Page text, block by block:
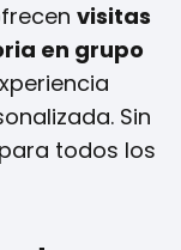
visitas
en grupo
Sin
todos los